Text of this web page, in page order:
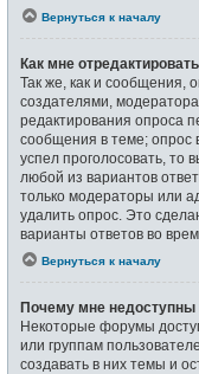
Вернуться к началу
Как мне
Так же, как и сообщения,
создателями,
редактирования опроса
сообщения в теме; опрос
успел проголосовать, то
любой из вариантов
только модераторы или
удалить опрос. Это
варианты ответов во
Вернуться к началу
Почему мне
Некоторые форумы
или группам
создавать в них темы и